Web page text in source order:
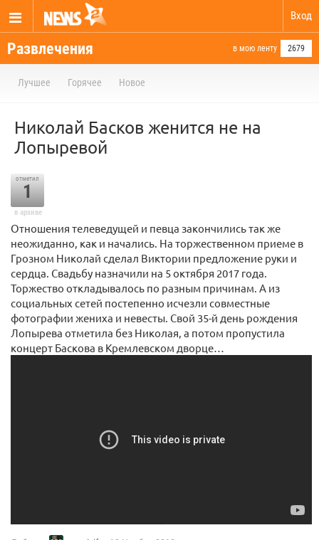
Вход
Развлечения в мою ленту 2679
Лучшее Горячее Новое
Николай Басков женится не на
Лопыревой
отметил
1
в архиве
Отношения телеведущей и певца закончились так же
неожиданно, как и начались. На торжественном приеме в
Грозном Николай сделал Виктории предложение руки и
сердца. Свадьбу назначили на 5 октября 2017 года.
Торжество откладывалось по разным причинам. А из
социальных сетей постепенно исчезли совместные
фотографии жениха и невесты. Свой 35-й день рождения
Лопырева отметила без Николая, а потом пропустила
концерт Баскова в Кремлевском дворце…